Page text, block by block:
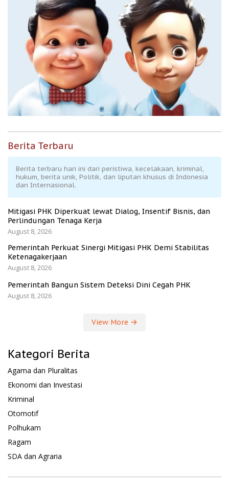
Berita Terbaru
Berita terbaru hari ini dari peristiwa, kecelakaan, kriminal,
hukum, berita unik, Politik, dan liputan khusus di Indonesia
dan Internasional.
Mitigasi PHK Diperkuat lewat Dialog, Insentif Bisnis, dan
Perlindungan Tenaga Kerja
August 8, 2026
Pemerintah Perkuat Sinergi Mitigasi PHK Demi Stabilitas
Ketenagakerjaan
August 8, 2026
Pemerintah Bangun Sistem Deteksi Dini Cegah PHK
August 8, 2026
View More
Kategori Berita
Agama dan Pluralitas
Ekonomi dan Investasi
Kriminal
Otomotif
Polhukam
Ragam
SDA dan Agraria